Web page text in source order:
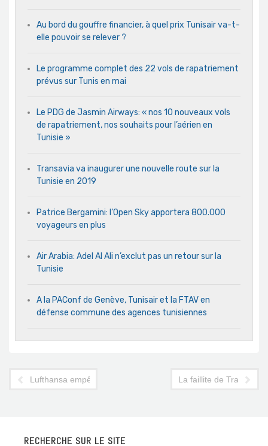
Au bord du gouffre financier, à quel prix Tunisair va-t-
elle pouvoir se relever ?
Le programme complet des 22 vols de rapatriement
prévus sur Tunis en mai
Le PDG de Jasmin Airways: « nos 10 nouveaux vols
de rapatriement, nos souhaits pour l’aérien en
Tunisie »
Transavia va inaugurer une nouvelle route sur la
Tunisie en 2019
Patrice Bergamini: l’Open Sky apportera 800.000
voyageurs en plus
Air Arabia: Adel Al Ali n’exclut pas un retour sur la
Tunisie
A la PAConf de Genève, Tunisair et la FTAV en
défense commune des agences tunisiennes
Lufthansa empêchée d’imposer son diktat tarifaire aux
La faillite de
RECHERCHE SUR LE SITE